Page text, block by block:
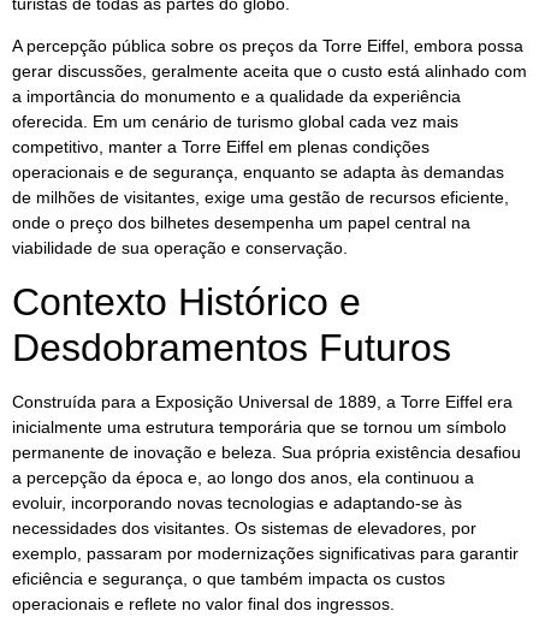
A percepção pública sobre os preços da Torre Eiffel, embora possa
gerar discussões, geralmente aceita que o custo está alinhado com
a importância do monumento e a qualidade da experiência
oferecida. Em um cenário de turismo global cada vez mais
competitivo, manter a Torre Eiffel em plenas condições
operacionais e de segurança, enquanto se adapta às demandas
de milhões de visitantes, exige uma gestão de recursos eficiente,
onde o preço dos bilhetes desempenha um papel central na
viabilidade de sua operação e conservação.
Contexto Histórico e
Desdobramentos Futuros
Construída para a Exposição Universal de 1889, a Torre Eiffel era
inicialmente uma estrutura temporária que se tornou um símbolo
permanente de inovação e beleza. Sua própria existência desafiou
a percepção da época e, ao longo dos anos, ela continuou a
evoluir, incorporando novas tecnologias e adaptando-se às
necessidades dos visitantes. Os sistemas de elevadores, por
exemplo, passaram por modernizações significativas para garantir
eficiência e segurança, o que também impacta os custos
operacionais e reflete no valor final dos ingressos.